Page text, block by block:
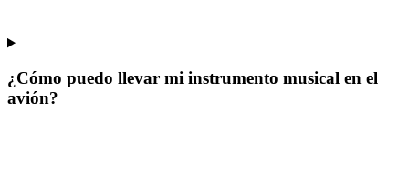
¿Cómo puedo llevar mi instrumento musical en el
avión?